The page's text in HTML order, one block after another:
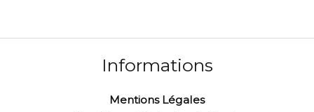
Informations
Mentions Légales